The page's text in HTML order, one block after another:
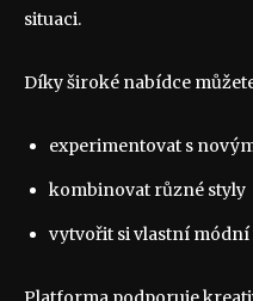
situaci.
Díky široké nabídce
experimentovat s
kombinovat různé styly
vytvořit si vlastní